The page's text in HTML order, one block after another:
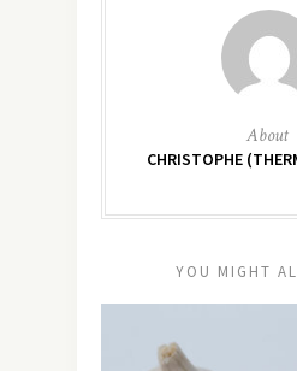
About
CHRISTOPHE
YOU MIGHT